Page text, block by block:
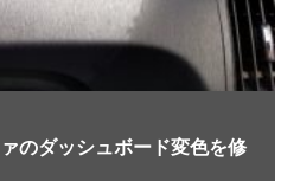
のダッシュボード変色を修